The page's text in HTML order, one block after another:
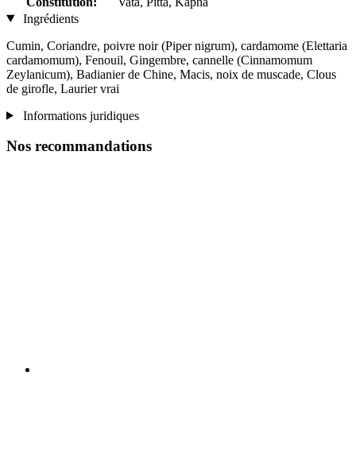
Ingrédients
Cumin, Coriandre, poivre noir (Piper nigrum), cardamome (Elettaria
cardamomum), Fenouil, Gingembre, cannelle (Cinnamomum
Zeylanicum), Badianier de Chine, Macis, noix de muscade, Clous
de girofle, Laurier vrai
Informations juridiques
Nos recommandations